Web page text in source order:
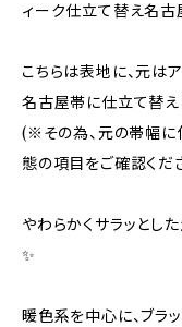
ィーク仕立て替え名
こちらは表地に、元は
名古屋帯に仕立て替え
(※その為、元の帯幅に
態の項目をご確認くだ
やわらかくサラッとし
✨
暖色系を中心に、ブラ